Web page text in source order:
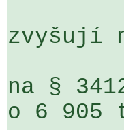
zvyšují
na §
o 6 905